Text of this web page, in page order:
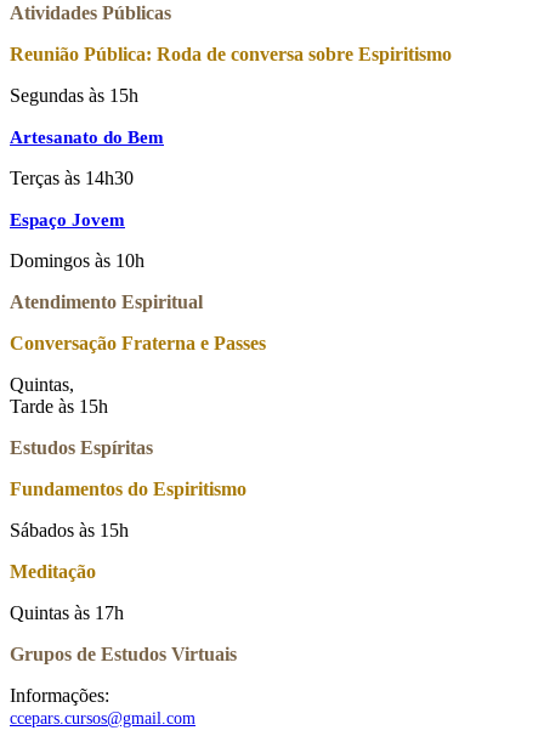
Atividades Públicas
Reunião Pública: Roda de conversa sobre Espiritismo
Segundas às 15h
Artesanato do Bem
Terças às 14h30
Espaço Jovem
Domingos às 10h
Atendimento Espiritual
Conversação Fraterna e Passes
Quintas,
Tarde às 15h
Estudos Espíritas
Fundamentos do Espiritismo
Sábados às 15h
Meditação
Quintas às 17h
Grupos de Estudos Virtuais
Informações:
ccepars.cursos@gmail.com